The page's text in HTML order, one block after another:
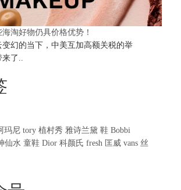
淘好物仍具价格优势！
幻的当下，中美互加高额关税的举
了..
玛尼 tory 植村秀 雅诗兰黛 鞋 Bobbi
仙水 童鞋 Dior 科颜氏 fresh 匡威 vans 丝